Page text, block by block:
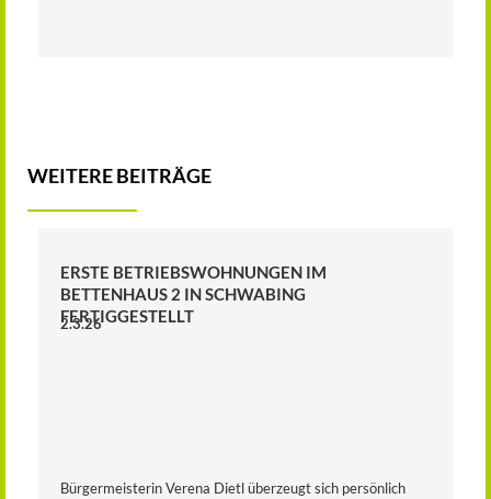
WEITERE BEITRÄGE
ERSTE BETRIEBSWOHNUNGEN IM
BETTENHAUS 2 IN SCHWABING
FERTIGGESTELLT
2.3.26
Bürgermeisterin Verena Dietl überzeugt sich persönlich